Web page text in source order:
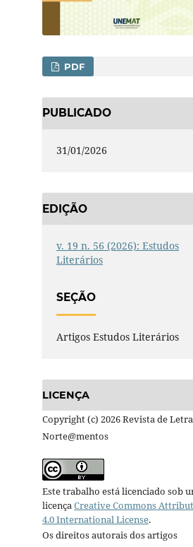
PDF
PUBLICADO
31/01/2026
EDIÇÃO
v. 19 n. 56 (2026): Estudos
Literários
SEÇÃO
Artigos Estudos Literários
LICENÇA
Copyright (c) 2026 Revista de
Norte@mentos
Este trabalho está licenciado sob
licençaCreative Commons
4.0 International License.
Os direitos autorais dos artigos